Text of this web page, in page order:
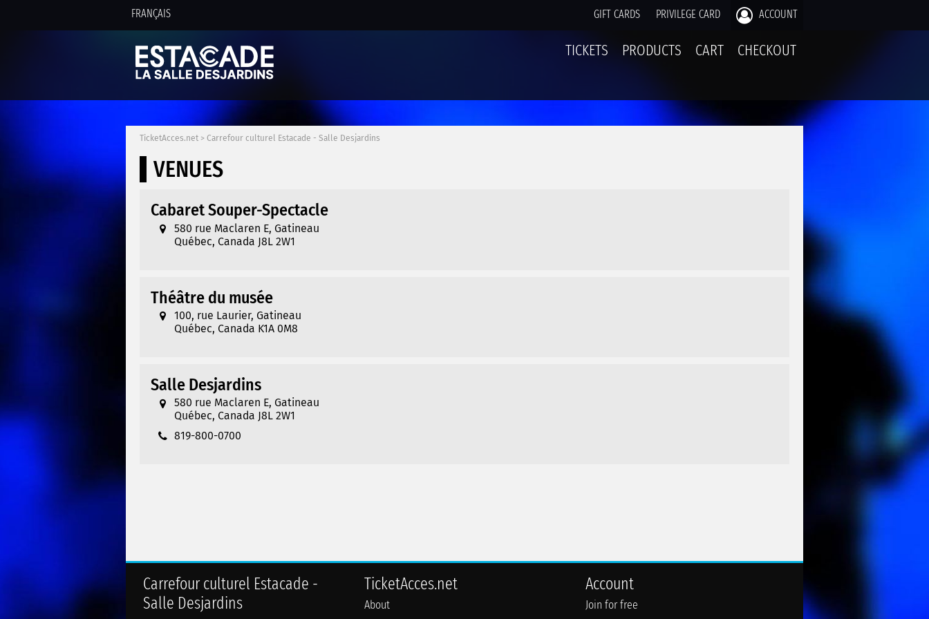
FRANÇAIS GIFT CARDS PRIVILEGE CARD ACCOUNT
TICKETS PRODUCTS CART CHECKOUT
TicketAcces.net > Carrefour culturel Estacade - Salle Desjardins
VENUES
Cabaret Souper-Spectacle
580 rue Maclaren E, Gatineau
Québec, Canada J8L 2W1
Théâtre du musée
100, rue Laurier, Gatineau
Québec, Canada K1A 0M8
Salle Desjardins
580 rue Maclaren E, Gatineau
Québec, Canada J8L 2W1
819-800-0700
Carrefour culturel Estacade -
Salle Desjardins
TicketAcces.net
About
Account
Join for free